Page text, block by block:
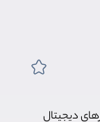
دیجیتال